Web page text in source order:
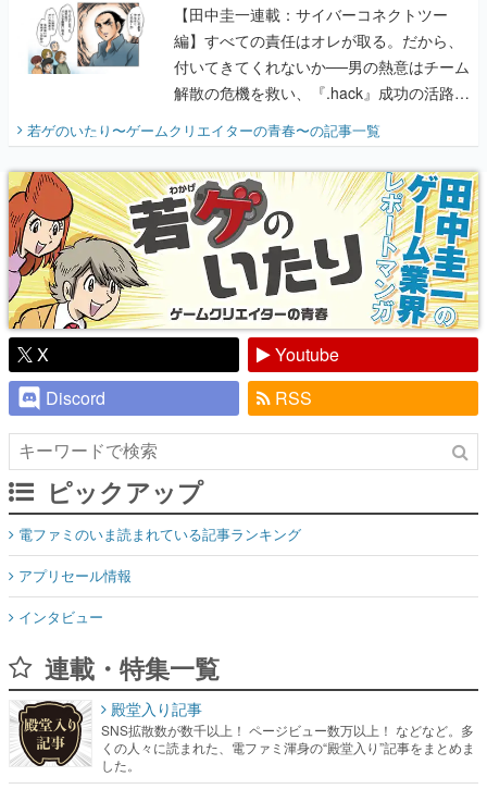
【田中圭一連載：サイバーコネクトツー
編】すべての責任はオレが取る。だから、
付いてきてくれないか──男の熱意はチーム
解散の危機を救い、『.hack』成功の活路を
開く。業界の快男児・松山 洋に流れる血は
『少年ジャンプ』色だった【若ゲのいた
り】
若ゲのいたり〜ゲームクリエイターの青春〜の記事一覧
X
Youtube
Discord
RSS
ピックアップ
電ファミのいま読まれている記事ランキング
アプリセール情報
インタビュー
連載・特集一覧
殿堂入り記事
SNS拡散数が数千以上！ ページビュー数万以上！ などなど。多
くの人々に読まれた、電ファミ渾身の“殿堂入り”記事をまとめま
した。